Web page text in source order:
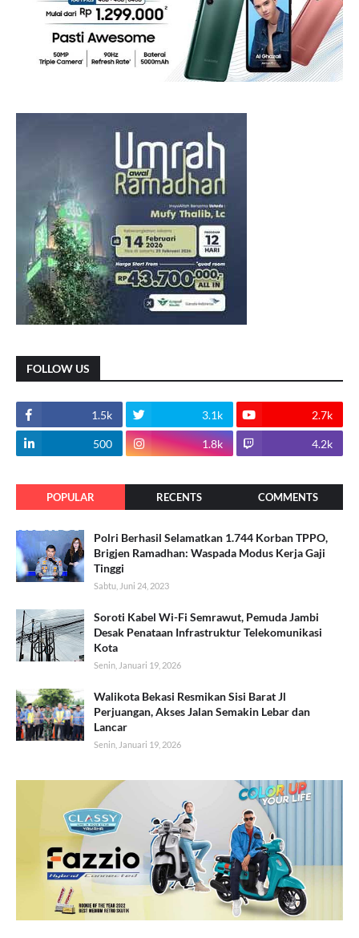
FOLLOW US
1.5k 3.1k 2.7k
500 1.8k 4.2k
POPULAR RECENTS COMMENTS
Polri Berhasil Selamatkan 1.744 Korban TPPO,
Brigjen Ramadhan: Waspada Modus Kerja Gaji
Tinggi
Sabtu, Juni 24, 2023
Soroti Kabel Wi-Fi Semrawut, Pemuda Jambi
Desak Penataan Infrastruktur Telekomunikasi
Kota
Senin, Januari 19, 2026
Walikota Bekasi Resmikan Sisi Barat Jl
Perjuangan, Akses Jalan Semakin Lebar dan
Lancar
Senin, Januari 19, 2026